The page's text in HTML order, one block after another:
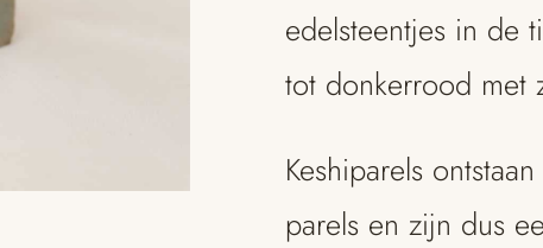
edelsteentjes in de
tot donkerrood met
Keshiparels
parels en zijn dus